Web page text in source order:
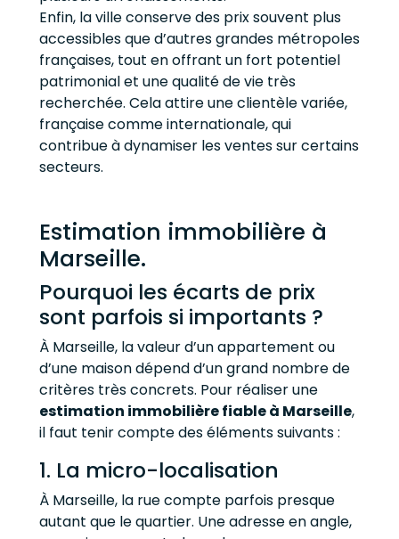
Enfin, la ville conserve des prix souvent plus
accessibles que d’autres grandes métropoles
françaises, tout en offrant un fort potentiel
patrimonial et une qualité de vie très
recherchée. Cela attire une clientèle variée,
française comme internationale, qui
contribue à dynamiser les ventes sur certains
secteurs.
Estimation immobilière à
Marseille.
Pourquoi les écarts de prix
sont parfois si importants ?
À Marseille, la valeur d’un appartement ou
d’une maison dépend d’un grand nombre de
critères très concrets. Pour réaliser une
estimation immobilière fiable à Marseille,
il faut tenir compte des éléments suivants :
1. La micro-localisation
À Marseille, la rue compte parfois presque
autant que le quartier. Une adresse en angle,